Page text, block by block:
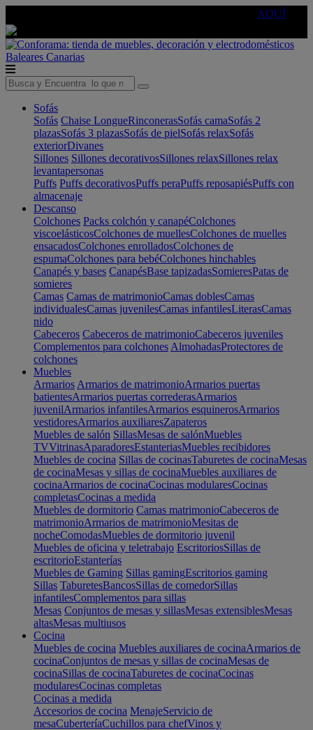
AQUÍ
Baleares Canarias
Sofás
Sofás Chaise LongueRinconerasSofás camaSofás 2
plazasSofás 3 plazasSofás de pielSofás relaxSofás
exteriorDivanes
Sillones Sillones decorativosSillones relaxSillones relax
levantapersonas
Puffs Puffs decorativosPuffs peraPuffs reposapiésPuffs con
almacenaje
Descanso
Colchones Packs colchón y canapéColchones
viscoelásticosColchones de muellesColchones de muelles
ensacadosColchones enrolladosColchones de
espumaColchones para bebéColchones hinchables
Canapés y bases CanapésBase tapizadasSomieresPatas de
somieres
Camas Camas de matrimonioCamas doblesCamas
individualesCamas juvenilesCamas infantilesLiterasCamas
nido
Cabeceros Cabeceros de matrimonioCabeceros juveniles
Complementos para colchones AlmohadasProtectores de
colchones
Muebles
Armarios Armarios de matrimonioArmarios puertas
batientesArmarios puertas correderasArmarios
juvenilArmarios infantilesArmarios esquinerosArmarios
vestidoresArmarios auxiliaresZapateros
Muebles de salón SillasMesas de salónMuebles
TVVitrinasAparadoresEstanteriasMuebles recibidores
Muebles de cocina Sillas de cocinasTaburetes de cocinaMesas
de cocinaMesas y sillas de cocinaMuebles auxiliares de
cocinaArmarios de cocinaCocinas modularesCocinas
completasCocinas a medida
Muebles de dormitorio Camas matrimonioCabeceros de
matrimonioArmarios de matrimonioMesitas de
nocheComodasMuebles de dormitorio juvenil
Muebles de oficina y teletrabajo EscritoriosSillas de
escritorioEstanterías
Muebles de Gaming Sillas gamingEscritorios gaming
Sillas TaburetesBancosSillas de comedorSillas
infantilesComplementos para sillas
Mesas Conjuntos de mesas y sillasMesas extensiblesMesas
altasMesas multiusos
Cocina
Muebles de cocina Muebles auxiliares de cocinaArmarios de
cocinaConjuntos de mesas y sillas de cocinaMesas de
cocinaSillas de cocinaTaburetes de cocinaCocinas
modularesCocinas completas
Cocinas a medida
Accesorios de cocina MenajeServicio de
mesaCuberteríaCuchillos para chefVinos y